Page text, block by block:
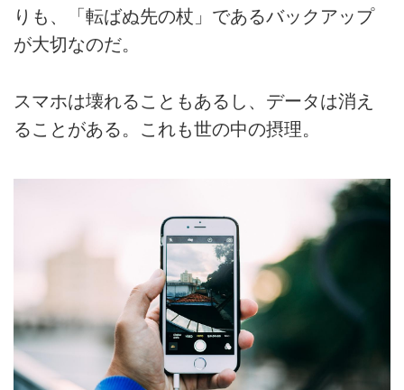
りも、「転ばぬ先の杖」であるバックアップ
が大切なのだ。
スマホは壊れることもあるし、データは消え
ることがある。これも世の中の摂理。